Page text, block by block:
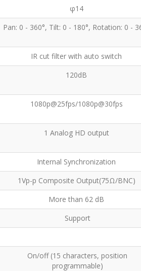
φ14
Pan: 0 - 360°, Tilt: 0 - 180°, Rotation: 0 -
IR cut filter with auto switch
120dB
1080p@25fps/1080p@30fps
1 Analog HD output
Internal Synchronization
1Vp-p Composite Output(75Ω/BNC)
More than 62 dB
Support
On/off (15 characters, position
programmable)